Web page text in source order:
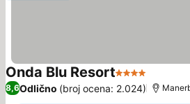
Onda Blu Resort4 Zvezdice
8,6Odlično (broj ocena: 2.024)